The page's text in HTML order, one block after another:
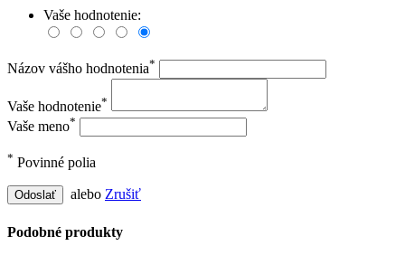
Vaše hodnotenie:
Názov vášho hodnotenia*
Vaše hodnotenie*
Vaše meno*
* Povinné polia
Odoslať alebo Zrušiť
Podobné produkty